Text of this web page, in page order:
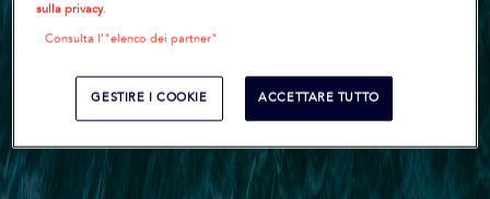
sulla privacy.
Consulta l’"elenco dei partner"
GESTIRE I COOKIE ACCETTARE TUTTO